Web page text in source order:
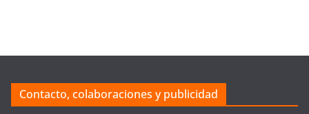
Contacto, colaboraciones y publicidad